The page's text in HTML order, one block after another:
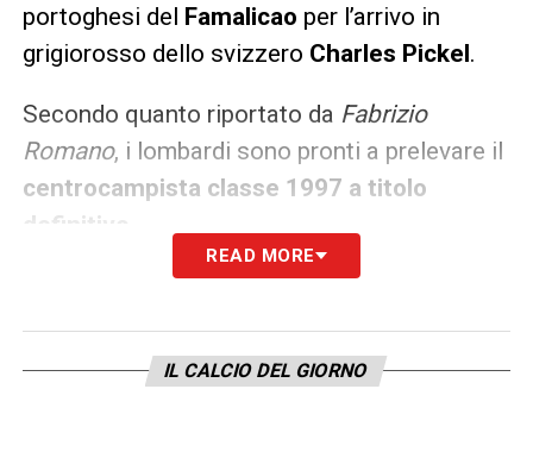
portoghesi del Famalicao per l’arrivo in
grigiorosso dello svizzero Charles Pickel.
Secondo quanto riportato da Fabrizio
Romano, i lombardi sono pronti a prelevare il
centrocampista classe 1997 a titolo
definitivo
READ MORE
IL CALCIO DEL GIORNO